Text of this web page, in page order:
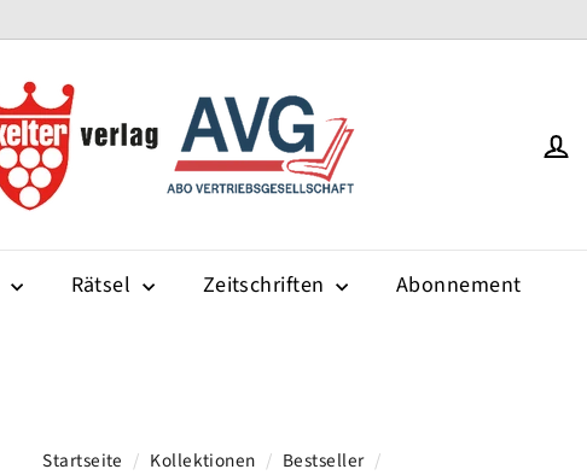
l
-
v
g
Rätsel Zeitschriften Abonnement
Startseite / Kollektionen / Bestseller /